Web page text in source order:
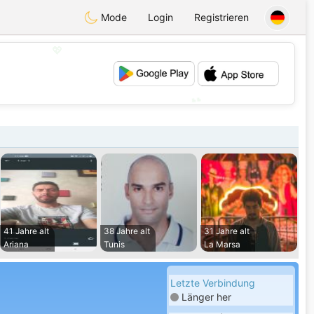
Mode Login Registrieren
41 Jahre alt
Ariana
38 Jahre alt
Tunis
31 Jahre alt
La Marsa
Letzte Verbindung
Länger her